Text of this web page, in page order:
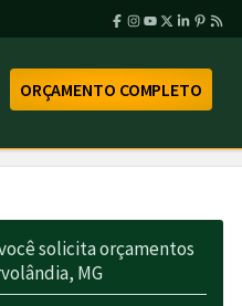
ORÇAMENTO COMPLETO
solicita orçamentos
MG